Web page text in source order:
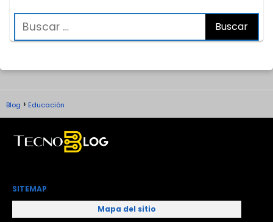
Blog Educación
SITEMAP
Mapa del sitio